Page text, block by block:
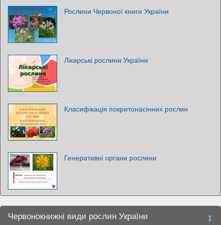
Рослини Червоної книги України
Лікарські рослини України
Класифікація покритонасінних рослин
Генеративні органи рослини
Червонокнижні види рослин України